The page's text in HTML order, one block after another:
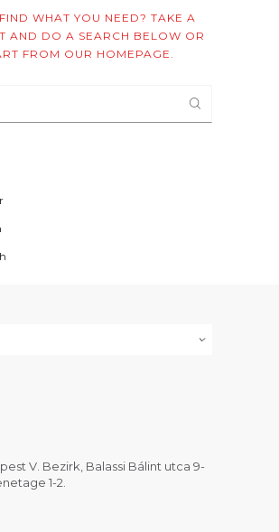
WHAT YOU NEED? TAKE A
AND DO A SEARCH BELOW OR
FROM OUR HOMEPAGE
V. Bezirk, Balassi Bálint utca 9-
1-2.